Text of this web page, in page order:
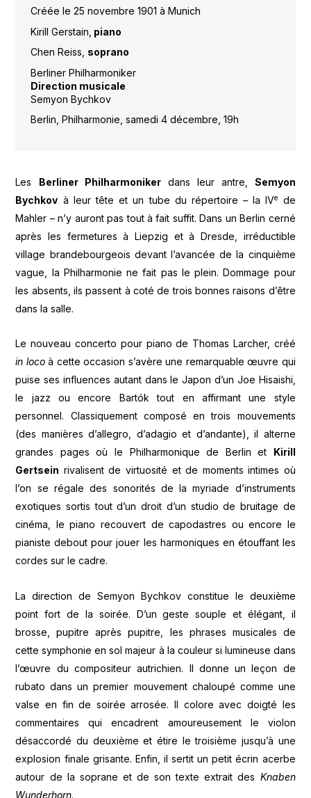
Créée le 25 novembre 1901 à Munich
Kirill Gerstain, piano
Chen Reiss, soprano
Berliner Philharmoniker
Direction musicale
Semyon Bychkov
Berlin, Philharmonie, samedi 4 décembre, 19h
Les Berliner Philharmonikerdans leur antre,
Semyon
Bychkov à leur tête et un tube du répertoire – la IVe
de
Mahler – n’y auront pas tout à fait suffit. Dans un Berlin cerné
après les fermetures à Liepzig et à Dresde, irréductible
village brandebourgeois devant l’avancée de la cinquième
vague, la Philharmonie ne fait pas le plein. Dommage pour
les absents, ils passent à coté de trois bonnes raisons d’être
dans la salle.
Le nouveau concerto pour piano de Thomas Larcher, créé
in locoà cette occasion s’avère une remarquable œuvre qui
puise ses influences autant dans le Japon d’un Joe Hisaishi,
le jazz ou encore Bartók tout en affirmant une style
personnel. Classiquement composé en trois mouvements
(des manières d’allegro, d’adagio et d’andante), il alterne
grandes pages où le Philharmonique de Berlin et
Kirill
Gertsein rivalisent de virtuosité et de moments intimes où
l’on se régale des sonorités de la myriade d’instruments
exotiques sortis tout d’un droit d’un studio de bruitage de
cinéma, le piano recouvert de capodastres ou encore le
pianiste debout pour jouer les harmoniques en étouffant les
cordes sur le cadre.
La direction de Semyon Bychkov constitue le deuxième
point fort de la soirée. D’un geste souple et élégant, il
brosse, pupitre après pupitre, les phrases musicales de
cette symphonie en sol majeur à la couleur si lumineuse dans
l’œuvre du compositeur autrichien. Il donne un leçon de
rubato dans un premier mouvement chaloupé comme une
valse en fin de soirée arrosée. Il colore avec doigté les
commentaires qui encadrent amoureusement le violon
désaccordé du deuxième et étire le troisième jusqu’à une
explosion finale grisante. Enfin, il sertit un petit écrin acerbe
autour de la soprane et de son texte extrait des Knaben
Wunderhorn.